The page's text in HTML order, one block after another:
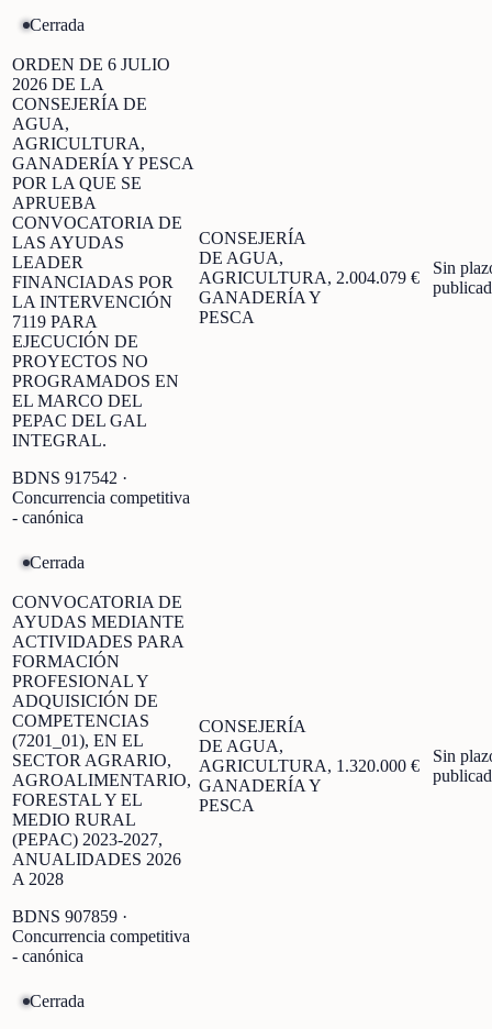
Cerrada
ORDEN DE 6 JULIO
2026 DE LA
CONSEJERÍA DE
AGUA,
AGRICULTURA,
GANADERÍA Y PESCA
POR LA QUE SE
APRUEBA
CONVOCATORIA DE
LAS AYUDAS
LEADER
FINANCIADAS POR
LA INTERVENCIÓN
7119 PARA
EJECUCIÓN DE
PROYECTOS NO
PROGRAMADOS EN
EL MARCO DEL
PEPAC DEL GAL
INTEGRAL.
BDNS 917542 ·
Concurrencia competitiva
- canónica
CONSEJERÍA
DE AGUA,
AGRICULTURA,
GANADERÍA Y
PESCA
2.004.079 €
Sin
Cerrada
CONVOCATORIA DE
AYUDAS MEDIANTE
ACTIVIDADES PARA
FORMACIÓN
PROFESIONAL Y
ADQUISICIÓN DE
COMPETENCIAS
(7201_01), EN EL
SECTOR AGRARIO,
AGROALIMENTARIO,
FORESTAL Y EL
MEDIO RURAL
(PEPAC) 2023-2027,
ANUALIDADES 2026
A 2028
BDNS 907859 ·
Concurrencia competitiva
- canónica
CONSEJERÍA
DE AGUA,
AGRICULTURA,
GANADERÍA Y
PESCA
1.320.000 €
Sin
Cerrada